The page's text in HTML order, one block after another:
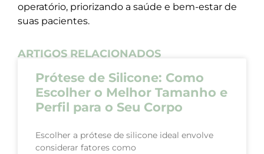
operatório, priorizando a saúde e bem-estar de
suas pacientes.
ARTIGOS RELACIONADOS
Prótese de Silicone: Como
Escolher o Melhor Tamanho e
Perfil para o Seu Corpo
Escolher a prótese de silicone ideal envolve
considerar fatores como